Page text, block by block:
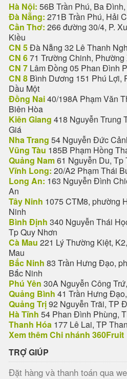
Hà Nội: 56B Trần Phú, Ba
Đà Nẵng: 271B Trần Phú, Hải
Cần Thơ: 266 đường 30/4, P.
Kiều
CN 5Đà Nẵng 32 Lê Thanh
CN 671 Trường Chinh,
CN 7 Lâm Đồng 05 Phan Đình
CN 8 Bình Dương 151 Phú Lợi,
Dầu Một
Đồng Nai40/198A Phạm Văn
Biên Hòa
Kiên Giang 418 Nguyễn Trung
Giá
Nha Trang 54 Nguyễn Đức
Vũng Tàu 185B Phạm Hồng
Quảng Nam61 Nguyễn Du, Tp
Vĩnh Long: 20/A2 Phạm Thái
Long An: 163 Nguyễn Đình
An
Tây Ninh 1075 CTM8, phường
Ninh
Bình Định 340 Nguyễn Thái
Tp Quy Nhơn
Cà Mau 221 Lý Thường Kiệt,
Mau
Bắc Ninh 83 Trần Hưng Đạo,
Bắc Ninh
Phú Yên 30A Nguyễn Công
Quảng Bình 41 Trần Hưng
Quảng Trị92 Nguyễn Trãi, TP
Hà Tĩnh 54 Phan Đình Phùng,
Thanh Hóa 177 Lê Lai, TP
Xem thêm Chi nhánh 360Fruit
TRỢ GIÚP
Đặt hàng và thanh toán qua